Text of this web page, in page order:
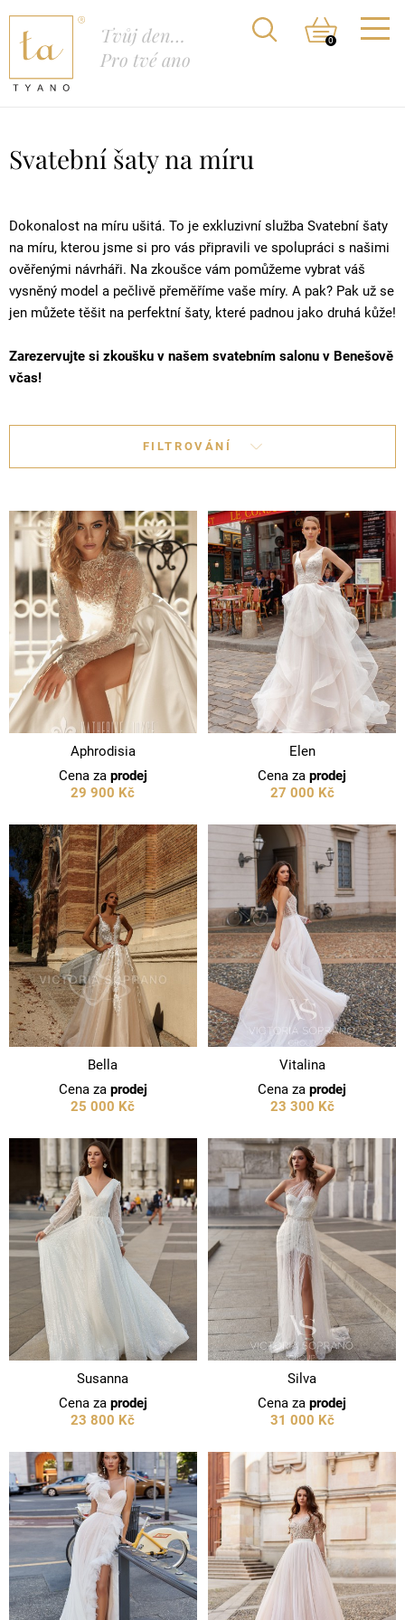
Tvůj den…
Pro tvé ano
0
Svatební šaty na míru
Dokonalost na míru ušitá. To je exkluzivní služba Svatební šaty
na míru, kterou jsme si pro vás připravili ve spolupráci s našimi
ověřenými návrháři. Na zkoušce vám pomůžeme vybrat váš
vysněný model a pečlivě přeměříme vaše míry. A pak? Pak už se
jen můžete těšit na perfektní šaty, které padnou jako druhá kůže!
Zarezervujte si zkoušku v našem svatebním salonu v Benešově
včas!
Aphrodisia
Cena za prodej
29 900 Kč
Elen
Cena zaprodej
27 000 Kč
Bella
Cena za prodej
25 000 Kč
Vitalina
Cena zaprodej
23 300 Kč
Susanna
Cena za prodej
23 800 Kč
Silva
Cena zaprodej
31 000 Kč
FILTROVÁNÍ